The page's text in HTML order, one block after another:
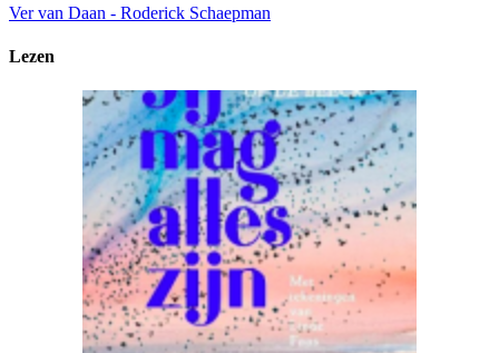
Ver van Daan - Roderick Schaepman
Lezen